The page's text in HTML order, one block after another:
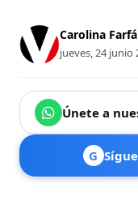
Carolina
jueves, 24 junio
Únete a
G